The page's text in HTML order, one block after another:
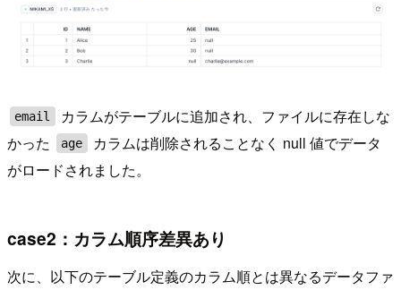
email
カラムがテーブルに追加され、ファイルに存在しな
かった
age
カラムは削除されることなく null 値でデータ
がロードされました。
case2：カラム順序差異あり
次に、以下のテーブル定義のカラム順とは異なるデータファ